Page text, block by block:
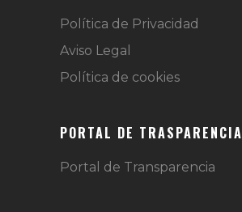
Política de Privacidad
Aviso Legal
Política de cookies
PORTAL DE TRASPARENCIA
Portal de Transparencia